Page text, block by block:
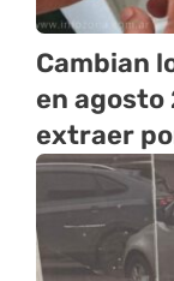
Cambian
en agosto
extraer